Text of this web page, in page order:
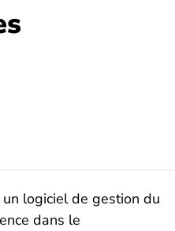
logiciel de gestion du
dans le